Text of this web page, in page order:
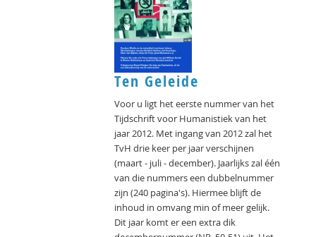
Ten Geleide
Voor u ligt het eerste nummer van het
Tijdschrift voor Humanistiek van het
jaar 2012. Met ingang van 2012 zal het
TvH drie keer per jaar verschijnen
(maart - juli - december). Jaarlijks zal één
van die nummers een dubbelnummer
zijn (240 pagina's). Hiermee blijft de
inhoud in omvang min of meer gelijk.
Dit jaar komt er een extra dik